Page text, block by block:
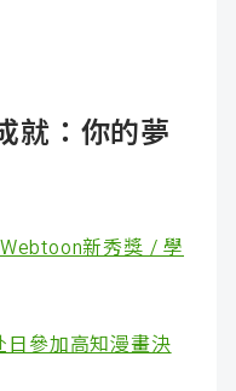
就：你的夢
新秀獎 / 學
日參加高知漫畫決